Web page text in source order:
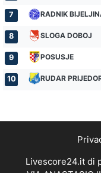
7 RADNIK
8 SLOGA DOBOJ
9 POSUSJE
10 RUDAR
Livescore24.it di